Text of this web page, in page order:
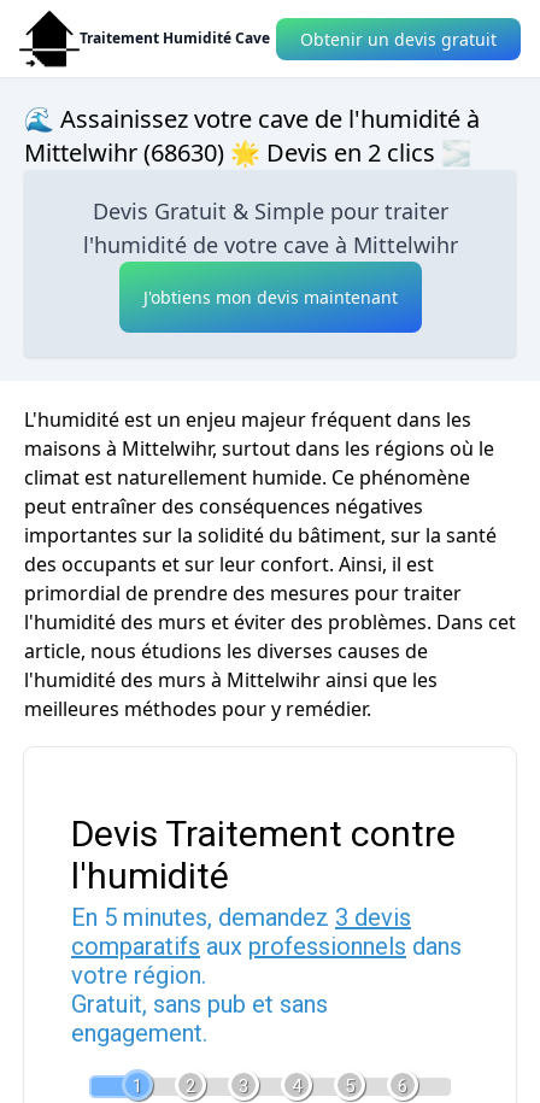
Traitement Humidité Cave Obtenir un devis gratuit
🌊 Assainissez votre cave de l'humidité à
Mittelwihr (68630) 🌟 Devis en 2 clics 🌫
Devis Gratuit & Simple pour traiter
l'humidité de votre cave à Mittelwihr
J'obtiens mon devis maintenant
L'humidité est un enjeu majeur fréquent dans les
maisons à Mittelwihr, surtout dans les régions où le
climat est naturellement humide. Ce phénomène
peut entraîner des conséquences négatives
importantes sur la solidité du bâtiment, sur la santé
des occupants et sur leur confort. Ainsi, il est
primordial de prendre des mesures pour traiter
l'humidité des murs et éviter des problèmes. Dans cet
article, nous étudions les diverses causes de
l'humidité des murs à Mittelwihr ainsi que les
meilleures méthodes pour y remédier.
Devis Traitement contre
l'humidité
En 5 minutes, demandez 3 devis
comparatifs aux professionnels dans
votre région.
Gratuit, sans pub et sans
engagement.
1 2 3 4 5 6